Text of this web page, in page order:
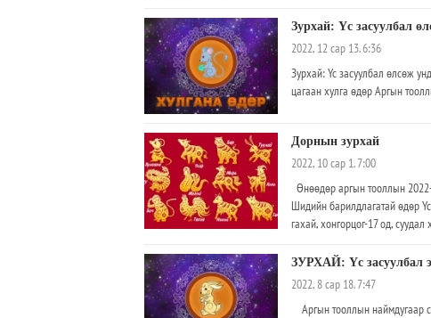
Зурхай: Үс засуулбал
2022, 12 сар 13. 6:36
Зурхай: Үс засуулбал өлсөж
цагаан хулга өдөр Аргын
Дорнын зурхай
2022, 10 сар 1. 7:00
Өнөөдөр аргын тооллын
Шидийн барилдлагатай өдөр
гахай, хонгорцог-17 од,
-Хүний сүлд зүрх, гар, хацарт,
могой, хулгана, гахай, үхэр
зохистой. -Хонь, туулай, үхэр
ЗУРХАЙ: Үс засуулбал
2022, 8 сар 18. 7:47
Аргын тооллын наймдугаар